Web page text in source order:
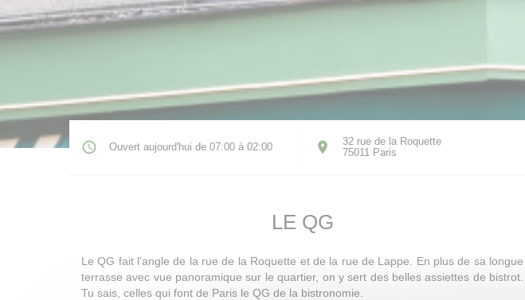
Ouvert aujourd'hui de 07:00 à 02:00
32 rue de la Roquette
75011 Paris((ouvre une nouvelle fenêtre))
LE QG
Le QG fait l'angle de la rue de la Roquette et de la rue de Lappe. En plus de sa longue
terrasse avec vue panoramique sur le quartier, on y sert des belles assiettes de bistrot.
Tu sais, celles qui font de Paris le QG de la bistronomie.